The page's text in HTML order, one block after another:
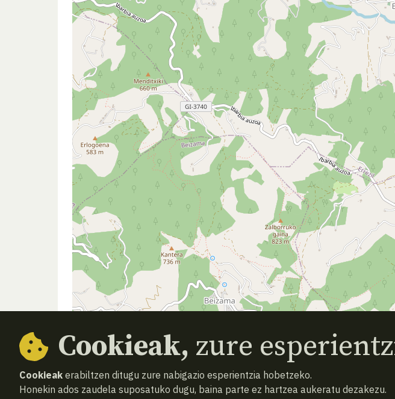
Cookieak, zure
Cookieak erabiltzen ditugu zure nabigazio esperientzia hobetzeko.
Honekin ados zaudela suposatuko dugu, baina parte ez hartzea aukeratu dezakezu.